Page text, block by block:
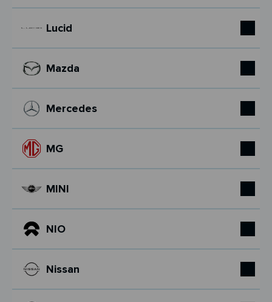
Lucid
Mazda
Mercedes
MG
MINI
NIO
Nissan